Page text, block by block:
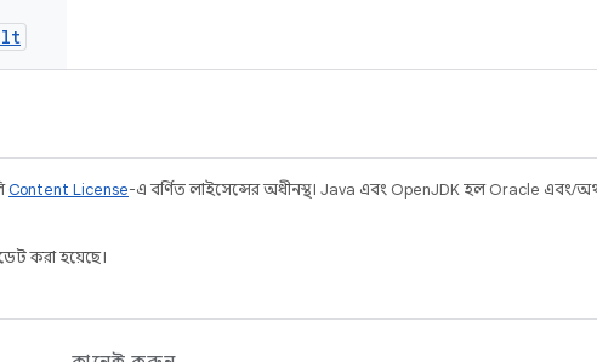
Content License-এ বর্ণিত লাইসেন্সের অধীনস্থ। Java এবং OpenJDK হল Oracle এবং/
করা হয়েছে।